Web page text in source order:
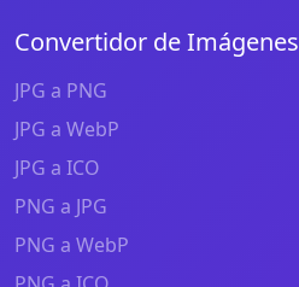
Convertidor de Imágenes
JPG a PNG
JPG a WebP
JPG a ICO
PNG a JPG
PNG a WebP